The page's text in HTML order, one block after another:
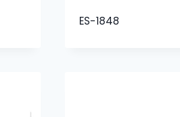
ES-1848